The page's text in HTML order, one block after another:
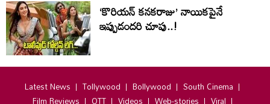
‘కొరియన్ కనకరాజు’ నాయికపైనే
ఇప్పుడందరి చూపు..!
Latest News Tollywood Bollywood
South Cinema
Film Reviews
OTT Videos Web-stories Viral